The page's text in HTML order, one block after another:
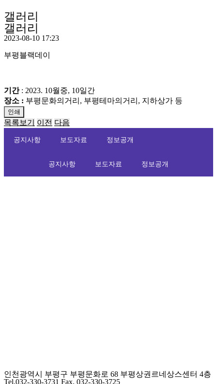
갤러리
갤러리
2023-08-10 17:23
부평블랙데이
기간: 2023. 10월중, 10일간
장소 : 부평문화의거리, 부평테마의거리, 지하상가 등
인쇄
목록보기 이전 다음
공지사항 보도자료 정보공개
공지사항 보도자료 정보공개
인천광역시 부평구 부평문화로 68 부평상권르네상스센터 4층
Tel.032-330-3731 Fax. 032-330-3725